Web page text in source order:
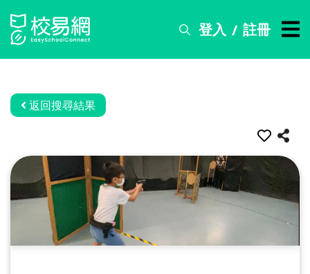
登入 / 註冊
搜
務
資
訊
關
我
返回搜尋結果